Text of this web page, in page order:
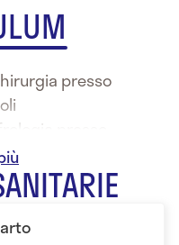
presso
presso